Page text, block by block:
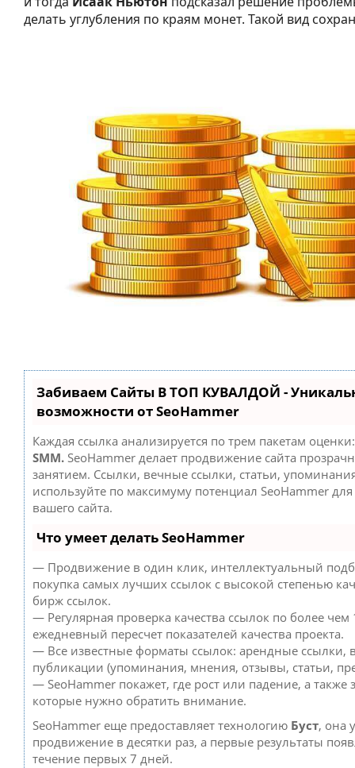
делать углубления по краям монет. Такой вид
Забиваем Сайты В ТОП КУВАЛДОЙ -
возможности от SeoHammer
Каждая ссылка анализируется по трем пакетам
SMM. SeoHammer делает продвижение сайта
занятием. Ссылки, вечные ссылки, статьи,
используйте по максимуму потенциал SeoHammer
вашего сайта.
Что умеет делать SeoHammer
— Продвижение в один клик, интеллектуальный
покупка самых лучших ссылок с высокой степенью
бирж ссылок.
— Регулярная проверка качества ссылок по более чем
ежедневный пересчет показателей качества проекта.
— Все известные форматы ссылок: арендные ссылки,
публикации (упоминания, мнения, отзывы, статьи,
— SeoHammer покажет, где рост или падение, а также
которые нужно обратить внимание.
SeoHammer еще предоставляет технологию Буст, она
продвижение в десятки раз, а первые результаты
течение первых 7 дней.